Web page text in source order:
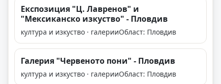
Експозиция "Ц. Лавренов" и
"Мексиканско изкуство" - Пловдив
култура и изкуство · галерииОбласт: Пловдив
Галерия "Червеното пони" - Пловдив
култура и изкуство · галерииОбласт: Пловдив